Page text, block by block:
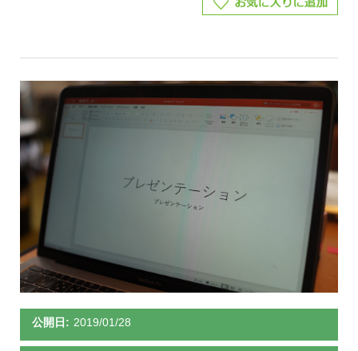
公開日: 2019/01/28